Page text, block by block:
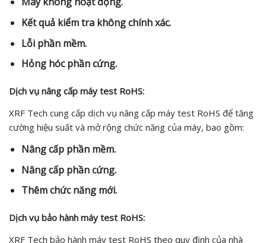
Kết quả kiểm tra không chính xác.
Lỗi phần mềm.
Hỏng hóc phần cứng.
Dịch vụ nâng cấp máy test RoHS:
XRF Tech cung cấp dịch vụ nâng cấp máy test RoHS để tăng
cường hiệu suất và mở rộng chức năng của máy, bao gồm:
Nâng cấp phần mềm.
Nâng cấp phần cứng.
Thêm chức năng mới.
Dịch vụ bảo hành máy test RoHS:
XRF Tech bảo hành máy test RoHS theo quy định của nhà